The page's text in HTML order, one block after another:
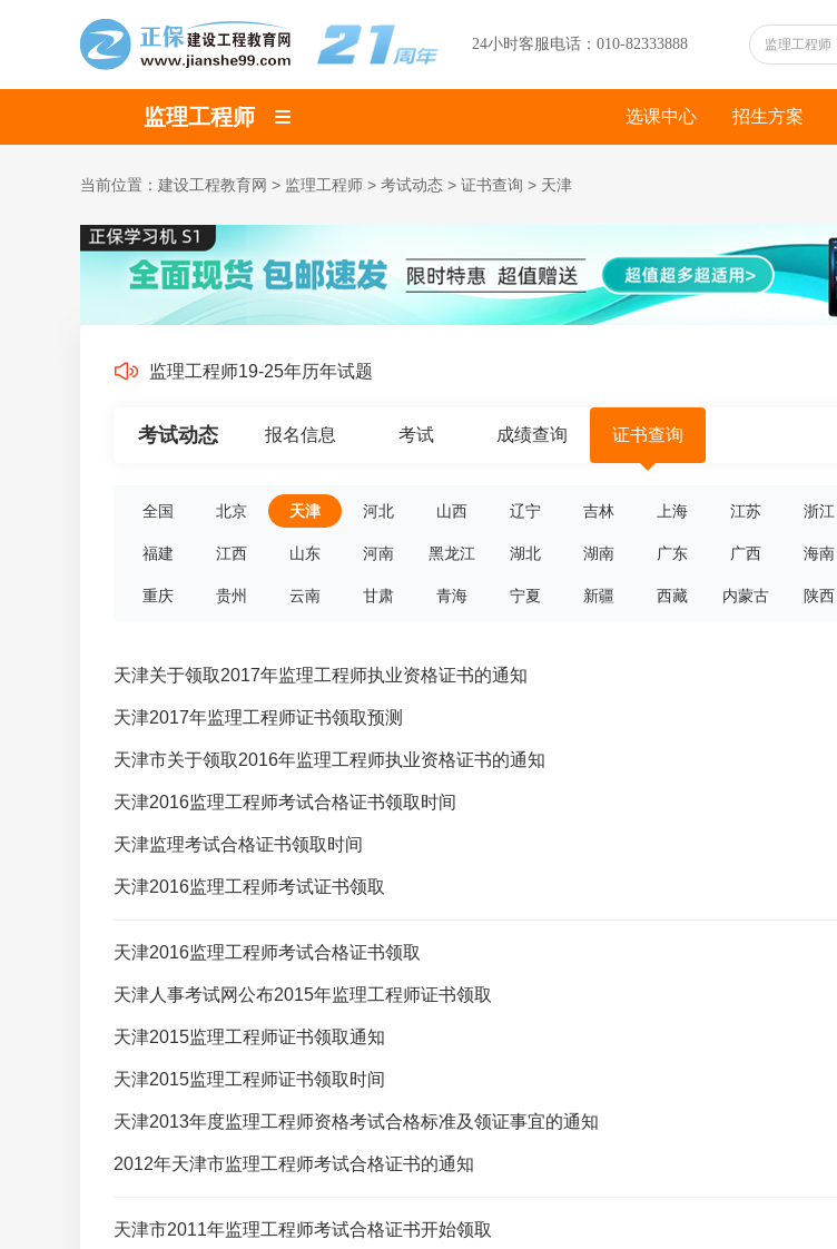
24小时客服电话：010-82333888
监理工程师 选课中心 招生方案
当前位置： 建设工程教育网 > 监理工程师 > 考试动态 > 证书查询 > 天津
监理工程师19-25年历年试题
考试动态 报名信息 考试 成绩查询 证书查询
全国 北京 天津 河北 山西 辽宁 吉林 上海 江苏 浙江
福建 江西 山东 河南 黑龙江 湖北 湖南 广东 广西 海南
重庆 贵州 云南 甘肃 青海 宁夏 新疆 西藏 内蒙古 陕西
天津关于领取2017年监理工程师执业资格证书的通知
天津2017年监理工程师证书领取预测
天津市关于领取2016年监理工程师执业资格证书的通知
天津2016监理工程师考试合格证书领取时间
天津监理考试合格证书领取时间
天津2016监理工程师考试证书领取
天津2016监理工程师考试合格证书领取
天津人事考试网公布2015年监理工程师证书领取
天津2015监理工程师证书领取通知
天津2015监理工程师证书领取时间
天津2013年度监理工程师资格考试合格标准及领证事宜的通知
2012年天津市监理工程师考试合格证书的通知
天津市2011年监理工程师考试合格证书开始领取